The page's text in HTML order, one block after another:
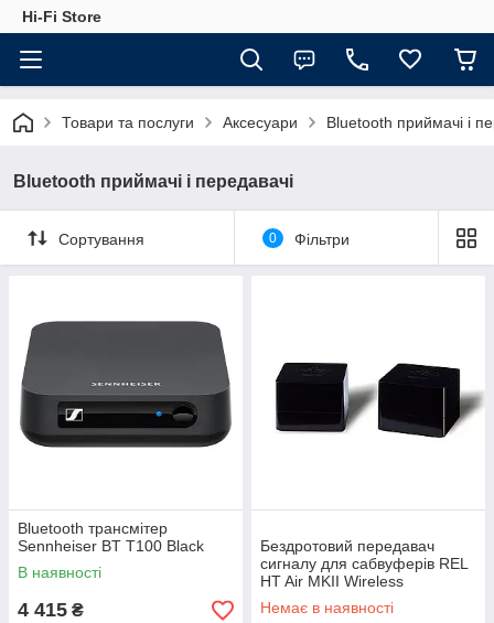
Hi-Fi Store
Товари та послуги Аксесуари Bluetooth приймачі і
Bluetooth приймачі і передавачі
Сортування 0 Фільтри
Bluetooth трансмітер
Sennheiser BT T100 Black
В наявності
4 415 ₴
Бездротовий передавач
сигналу для сабвуферів REL
HT Air MKII Wireless
Немає в наявності